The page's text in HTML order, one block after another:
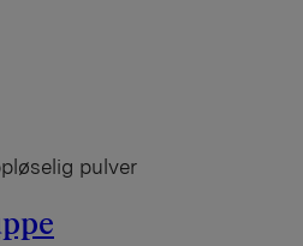
pulver